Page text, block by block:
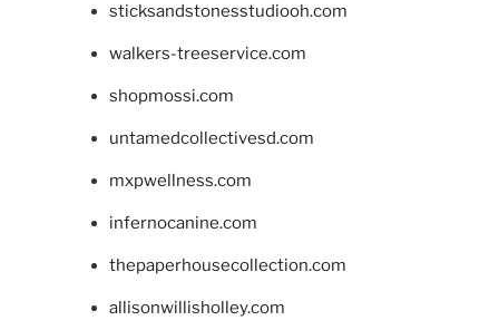
sticksandstonesstudiooh.com
walkers-treeservice.com
shopmossi.com
untamedcollectivesd.com
mxpwellness.com
infernocanine.com
thepaperhousecollection.com
allisonwillisholley.com